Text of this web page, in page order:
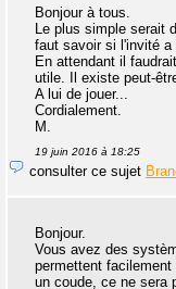
Bonjour à tous.
Le plus simple serait
faut savoir si l'invité a
En attendant il
utile. Il existe peut-
A lui de jouer...
Cordialement.
M.
19 juin 2016 à 18:25
consulter ce sujet
Bonjour.
Vous avez des
permettent
un coude, ce ne sera